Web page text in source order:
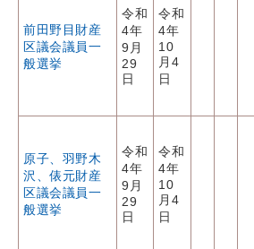
前田野目財産
区議会議員一
般選挙
令和
4年
9月
29
日
令和
4年
10
月4
日
原子、羽野木
沢、俵元財産
区議会議員一
般選挙
令和
4年
9月
29
日
令和
4年
10
月4
日